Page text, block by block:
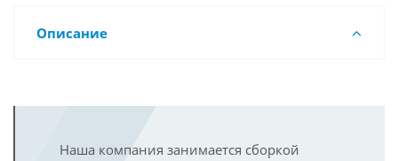
Описание
Наша компания занимается сборкой